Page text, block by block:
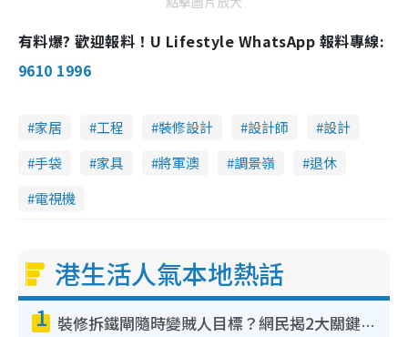
有料爆? 歡迎報料！U Lifestyle WhatsApp 報料專線:
9610 1996
家居 工程 裝修設計 設計師
設計
手袋
家具 將軍澳 調景嶺
退休
電視機
港生活人氣本地熱話
1 裝修拆鐵閘隨時變賊人目標？網民揭2大關鍵用途：裝新式等於白裝？附新舊鐵閘分別